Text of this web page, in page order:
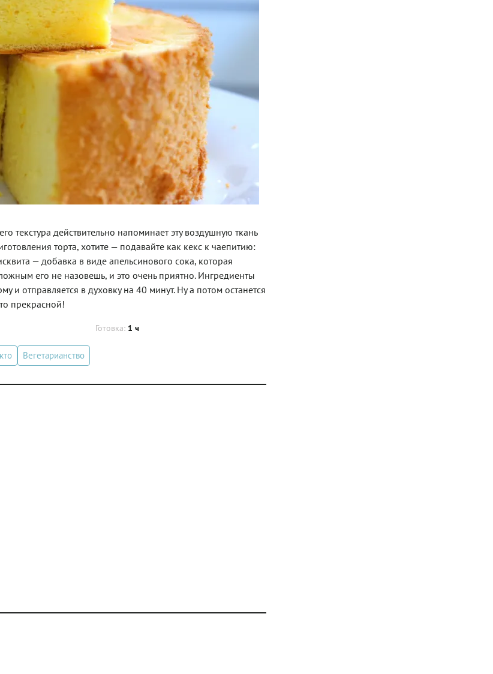
текстура действительно напоминает эту воздушную ткань
торта, хотите — подавайте как кекс к чаепитию:
— добавка в виде апельсинового сока, которая
его не назовешь, и это очень приятно. Ингредиенты
и отправляется в духовку на 40 минут. Ну а потом останется
прекрасной!
Готовка: 1 ч
Вегетарианство